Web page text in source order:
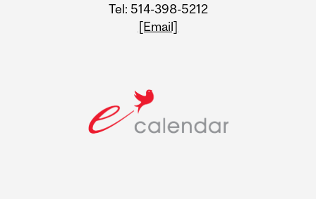
Tel: 514-398-5212
[Email]